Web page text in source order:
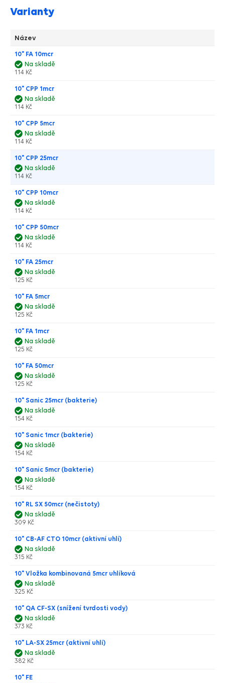
Varianty
Název
10" FA 10mcr
Na skladě
114 Kč
10" CPP 1mcr
Na skladě
114 Kč
10" CPP 5mcr
Na skladě
114 Kč
10" CPP 25mcr
Na skladě
114 Kč
10" CPP 10mcr
Na skladě
114 Kč
10" CPP 50mcr
Na skladě
114 Kč
10" FA 25mcr
Na skladě
125 Kč
10" FA 5mcr
Na skladě
125 Kč
10" FA 1mcr
Na skladě
125 Kč
10" FA 50mcr
Na skladě
125 Kč
10" Sanic 25mcr (bakterie)
Na skladě
154 Kč
10" Sanic 1mcr (bakterie)
Na skladě
154 Kč
10" Sanic 5mcr (bakterie)
Na skladě
154 Kč
10" RL SX 50mcr (nečistoty)
Na skladě
309 Kč
10" CB-AF CTO 10mcr (aktivní uhlí)
Na skladě
315 Kč
10" Vložka kombinovaná 5mcr uhlíková
Na skladě
325 Kč
10" QA CF-SX (snížení tvrdosti vody)
Na skladě
373 Kč
10" LA-SX 25mcr (aktivní uhlí)
Na skladě
382 Kč
10" FE